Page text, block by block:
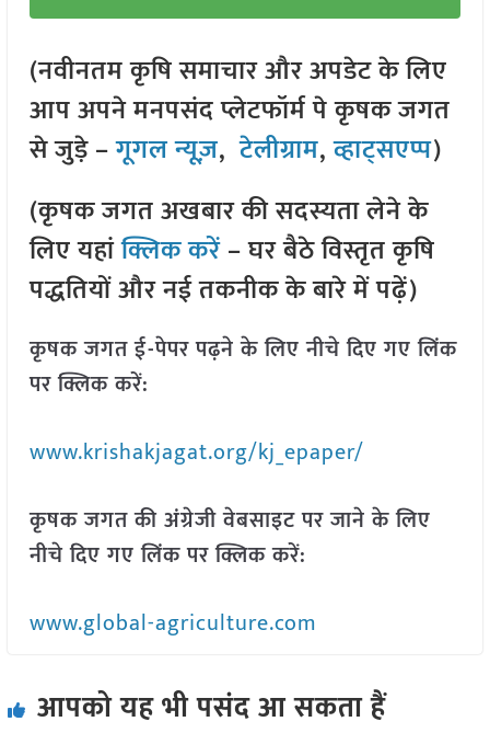
(नवीनतम कृषि समाचार और अपडेट के लिए
आप अपने मनपसंद प्लेटफॉर्म पे कृषक जगत
से जुड़े –गूगल न्यूज़,टेलीग्राम,व्हाट्सएप्प)
(कृषक जगत अखबार की सदस्यता लेने के
लिए यहांक्लिक करें– घर बैठे विस्तृत कृषि
पद्धतियों और नई तकनीक के बारे में पढ़ें)
कृषक जगत ई-पेपर पढ़ने के लिए नीचे दिए गए लिंक
पर क्लिक करें:
www.krishakjagat.org/kj_epaper/
कृषक जगत की अंग्रेजी वेबसाइट पर जाने के लिए
नीचे दिए गए लिंक पर क्लिक करें:
www.global-agriculture.com
आपको यह भी पसंद आ सकता हैं